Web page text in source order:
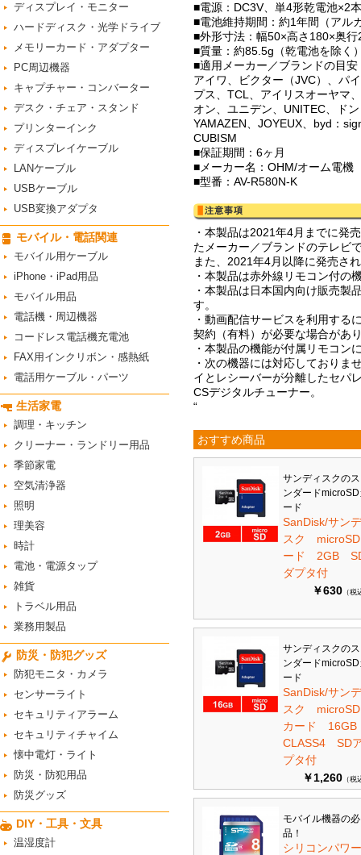
ディスプレイ・モニター
ハードディスク・光学ドライブ
メモリーカード・アダプター
PC周辺機器
キャプチャー・コンバーター
デスク・チェア・スタンド
プリンターインク
ディスプレイケーブル
LANケーブル
USBケーブル
USB変換アダプタ
モバイル・電話関連
モバイル用ケーブル
iPhone・iPad用品
モバイル用品
電話機・周辺機器
コードレス電話機充電池
FAX用インクリボン・感熱紙
電話用ケーブル・パーツ
生活家電
調理・キッチン
クリーナー・ランドリー用品
季節家電
空気清浄器
照明
理美容
時計
電池・電源タップ
雑貨
トラベル用品
業務用製品
防災・防犯グッズ
防犯モニタ・カメラ
センサーライト
セキュリティアラーム
セキュリティチャイム
懐中電灯・ライト
防災・防犯用品
防災グッズ
DIY・工具・文具
温湿度計
■電源：DC3V、単4形乾電池×2
■電池維持期間：約1年間（アル
■外形寸法：幅50×高さ180×奥
■質量：約85.5g（乾電池を除く
■適用メーカー／ブランドの目
アイワ、ビクター（JVC）、パ
プス、TCL、アイリスオーヤマ
オン、ユニデン、UNITEC、ド
YAMAZEN、JOYEUX、byd：
CUBISM
■保証期間：6ヶ月
■メーカー名：OHM/オーム電機
■型番：AV-R580N-K
・本製品は2021年4月までに発
たメーカー／ブランドのテレビ
また、2021年4月以降に発売さ
・本製品は赤外線リモコン付の
・本製品は日本国内向け販売製
す。
・動画配信サービスを利用する
契約（有料）が必要な場合があ
・本製品の機能が付属リモコン
・次の機器には対応しておりま
イとレシーバーが分離したセパ
CSデジタルチューナー。
“
おすすめ商品
サンディスクの
ンダード
ード
SanDisk/サン
スク
ード 2GB
ダプタ付
￥630 （税
サンディスクの
ンダード
ード
SanDisk/サン
スク
カード
CLASS4 SD
プタ付
￥1,260 （税
モバイル機器の
品！
シリコンパ